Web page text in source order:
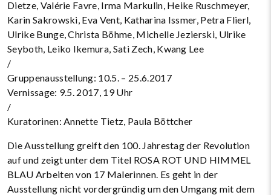
Dietze, Valérie Favre, Irma Markulin, Heike Ruschmeyer,
Karin Sakrowski, Eva Vent, Katharina Issmer, Petra Flierl,
Ulrike Bunge, Christa Böhme, Michelle Jezierski, Ulrike
Seyboth, Leiko Ikemura, Sati Zech, Kwang Lee
/
Gruppenausstellung: 10.5. – 25.6.2017
Vernissage: 9.5. 2017, 19 Uhr
/
Kuratorinen: Annette Tietz, Paula Böttcher
Die Ausstellung greift den 100. Jahrestag der Revolution
auf und zeigt unter dem Titel ROSA ROT UND HIMMEL
BLAU Arbeiten von 17 Malerinnen. Es geht in der
Ausstellung nicht vordergründig um den Umgang mit dem